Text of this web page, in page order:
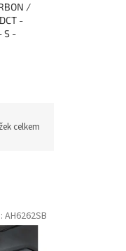
/
-
S -
celkem
AH6262SB